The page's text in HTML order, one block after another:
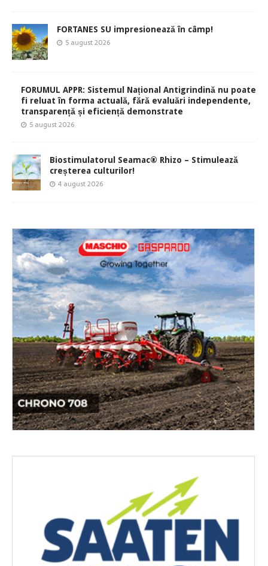
FORTANES SU impresionează în câmp!
5 august 2026
FORUMUL APPR: Sistemul Național Antigrindină nu poate
fi reluat în forma actuală, fără evaluări independente,
transparență și eficiență demonstrate
5 august 2026
Biostimulatorul Seamac® Rhizo – Stimulează
creșterea culturilor!
4 august 2026